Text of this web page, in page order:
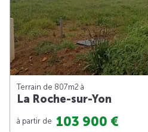
Terrain de 807m2 à
La Roche-sur-Yon
à partir de 103 900 €